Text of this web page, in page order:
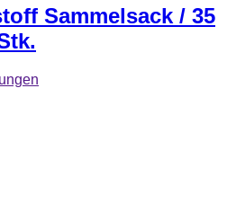
Sammelsack / 35